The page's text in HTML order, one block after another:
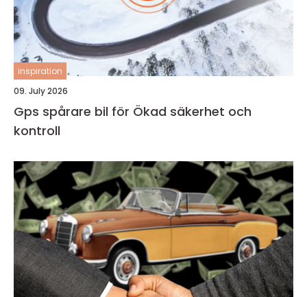
inspiration
09. July 2026
Gps spårare bil för Ökad säkerhet och
kontroll